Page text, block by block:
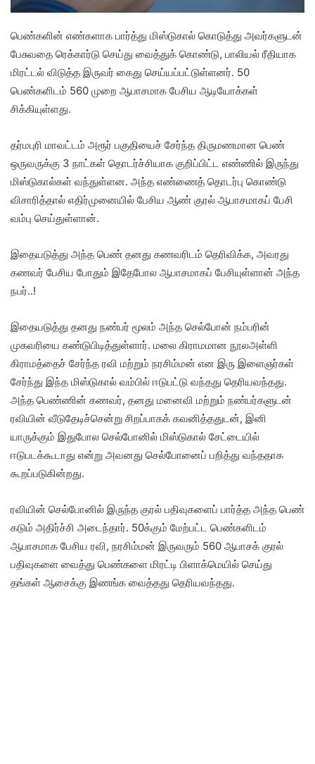
பெண்களின் எண்களாக பார்த்து மிஸ்டுகால் கொடுத்து அவர்களுடன்
பேசுவதை ரெக்கார்டு செய்து வைத்துக் கொண்டு, பாலியல் ரீதியாக
மிரட்டல் விடுத்த இருவர் கைது செய்யப்பட்டுள்ளனர். 50
பெண்களிடம் 560 முறை ஆபாசமாக பேசிய ஆடியோக்கள்
சிக்கியுள்ளது.
தர்மபுரி மாவட்டம் அரூர் பகுதியைச் சேர்ந்த திருமணமான பெண்
ஒருவருக்கு 3 நாட்கள் தொடர்ச்சியாக குறிப்பிட்ட எண்ணில் இருந்து
மிஸ்டுகால்கள் வந்துள்ளன. அந்த எண்ணைத் தொடர்பு கொண்டு
விசாரித்தால் எதிர்முனையில் பேசிய ஆண் குரல் ஆபாசமாகப் பேசி
வம்பு செய்துள்ளான்.
இதையடுத்து அந்த பெண் தனது கணவரிடம் தெரிவிக்க, அவரது
கணவர் பேசிய போதும் இதேபோல ஆபாசமாகப் பேசியுள்ளான் அந்த
நபர்..!
இதையடுத்து தனது நண்பர் மூலம் அந்த செல்போன் நம்பரின்
முகவரியை கண்டுபிடித்துள்ளார். மலை கிராமமான நூலஅள்ளி
கிராமத்தைச் சேர்ந்த ரவி மற்றும் நரசிம்மன் என இரு இளைஞர்கள்
சேர்ந்து இந்த மிஸ்டுகால் வம்பில் ஈடுபட்டு வந்தது தெரியவந்தது.
அந்த பெண்ணின் கணவர், தனது மனைவி மற்றும் நண்பர்களுடன்
ரவியின் வீடுதேடிச்சென்று சிறப்பாகக் கவனித்ததுடன், இனி
யாருக்கும் இதுபோல செல்போனில் மிஸ்டுகால் சேட்டையில்
ஈடுபடக்கூடாது என்று அவனது செல்போனைப் பறித்து வந்ததாக
கூறப்படுகின்றது.
ரவியின் செல்போனில் இருந்த குரல் பதிவுகளைப் பார்த்த அந்த பெண்
கடும் அதிர்ச்சி அடைந்தார். 50க்கும் மேற்பட்ட பெண்களிடம்
ஆபாசமாக பேசிய ரவி, நரசிம்மன் இருவரும் 560 ஆபாசக் குரல்
பதிவுகளை வைத்து பெண்களை மிரட்டி பிளாக்மெயில் செய்து
தங்கள் ஆசைக்கு இணங்க வைத்தது தெரியவந்தது.